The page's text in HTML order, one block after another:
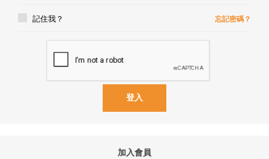
記住我？ 忘記密碼？
加入會員